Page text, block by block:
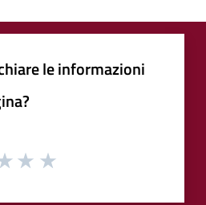
le informazioni